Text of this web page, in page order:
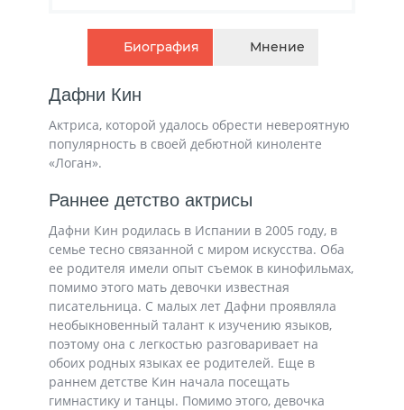
Биография Мнение
Дафни Кин
Актриса, которой удалось обрести невероятную
популярность в своей дебютной киноленте
«Логан».
Раннее детство актрисы
Дафни Кин родилась в Испании в 2005 году, в
семье тесно связанной с миром искусства. Оба
ее родителя имели опыт съемок в кинофильмах,
помимо этого мать девочки известная
писательница. С малых лет Дафни проявляла
необыкновенный талант к изучению языков,
поэтому она с легкостью разговаривает на
обоих родных языках ее родителей. Еще в
раннем детстве Кин начала посещать
гимнастику и танцы. Помимо этого, девочка